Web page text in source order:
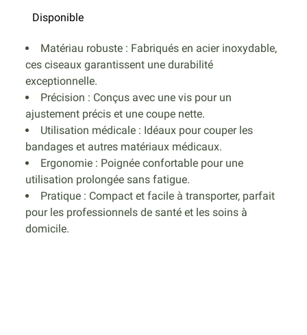
Disponible
Matériau robuste : Fabriqués en acier inoxydable,
ces ciseaux garantissent une durabilité
exceptionnelle.
Précision : Conçus avec une vis pour un
ajustement précis et une coupe nette.
Utilisation médicale : Idéaux pour couper les
bandages et autres matériaux médicaux.
Ergonomie : Poignée confortable pour une
utilisation prolongée sans fatigue.
Pratique : Compact et facile à transporter, parfait
pour les professionnels de santé et les soins à
domicile.